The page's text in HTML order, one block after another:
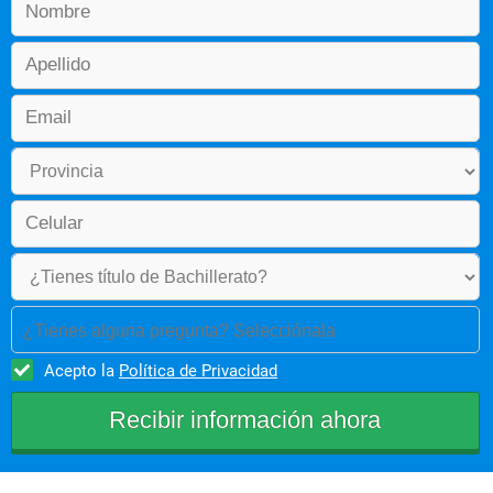
Innovación de propuestas para las explotaciones forestales.
Campo Ocupacional
En empresas agroforestales y forestales públicas y privadas.
En instituciones públicas y privadas.
ONG,s.
Centros de Investigación y Desarrollo
¿Tienes alguna pregunta? Selecciónala
Acepto la Política de Privacidad